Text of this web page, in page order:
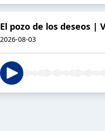
El pozo de los deseos |
2026-08-03